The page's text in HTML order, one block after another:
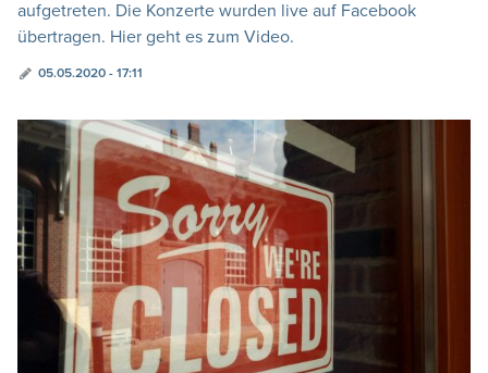
aufgetreten. Die Konzerte wurden live auf Facebook
übertragen. Hier geht es zum Video.
05.05.2020 - 17:11